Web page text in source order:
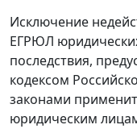
Исключение
ЕГРЮЛ
последствия,
кодексом
законами
юридическим